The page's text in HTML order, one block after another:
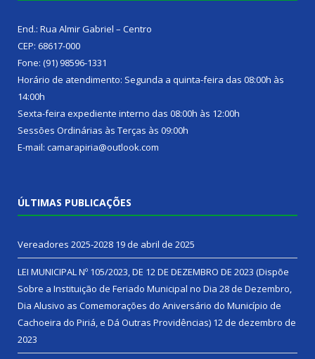
End.: Rua Almir Gabriel – Centro
CEP: 68617-000
Fone: (91) 98596-1331
Horário de atendimento: Segunda a quinta-feira das 08:00h às
14:00h
Sexta-feira expediente interno das 08:00h às 12:00h
Sessões Ordinárias às Terças às 09:00h
E-mail: camarapiria@outlook.com
ÚLTIMAS PUBLICAÇÕES
Vereadores 2025-2028 19 de abril de 2025
LEI MUNICIPAL Nº 105/2023, DE 12 DE DEZEMBRO DE 2023 (Dispõe
Sobre a Instituição de Feriado Municipal no Dia 28 de Dezembro,
Dia Alusivo as Comemorações do Aniversário do Município de
Cachoeira do Piriá, e Dá Outras Providências) 12 de dezembro de
2023